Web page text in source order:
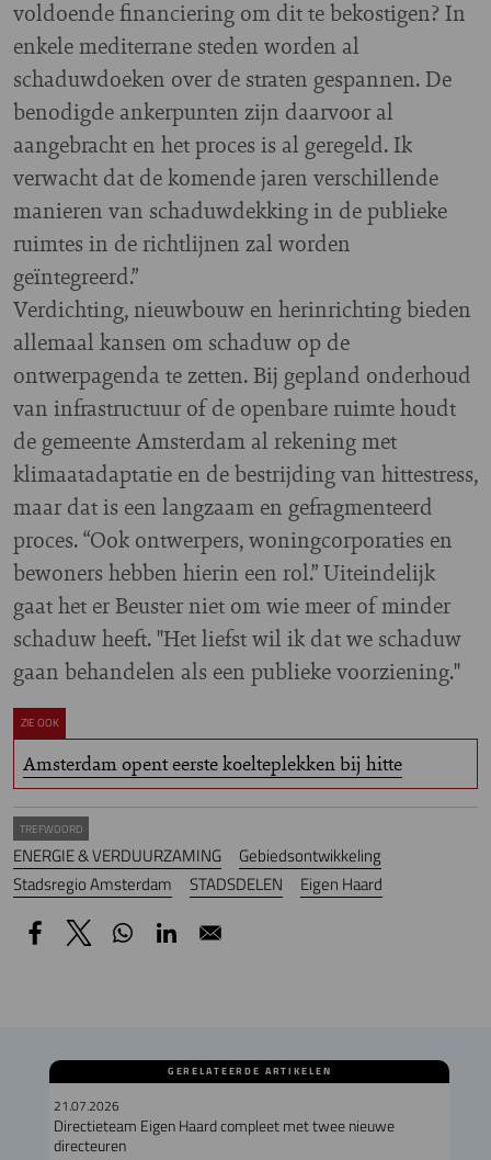
voldoende financiering om dit te bekostigen? In
enkele mediterrane steden worden al
schaduwdoeken over de straten gespannen. De
benodigde ankerpunten zijn daarvoor al
aangebracht en het proces is al geregeld. Ik
verwacht dat de komende jaren verschillende
manieren van schaduwdekking in de publieke
ruimtes in de richtlijnen zal worden
geïntegreerd.”
Verdichting, nieuwbouw en herinrichting bieden
allemaal kansen om schaduw op de
ontwerpagenda te zetten. Bij gepland onderhoud
van infrastructuur of de openbare ruimte houdt
de gemeente Amsterdam al rekening met
klimaatadaptatie en de bestrijding van hittestress,
maar dat is een langzaam en gefragmenteerd
proces. “Ook ontwerpers, woningcorporaties en
bewoners hebben hierin een rol.” Uiteindelijk
gaat het er Beuster niet om wie meer of minder
schaduw heeft. "Het liefst wil ik dat we schaduw
gaan behandelen als een publieke voorziening."
ZIE OOK
Amsterdam opent eerste koelteplekken bij hitte
TREFWOORD
ENERGIE & VERDUURZAMING
Gebiedsontwikkeling
Stadsregio Amsterdam
STADSDELEN Eigen Haard
GERELATEERDE ARTIKELEN
21.07.2026
Directieteam Eigen Haard compleet met twee nieuwe
directeuren